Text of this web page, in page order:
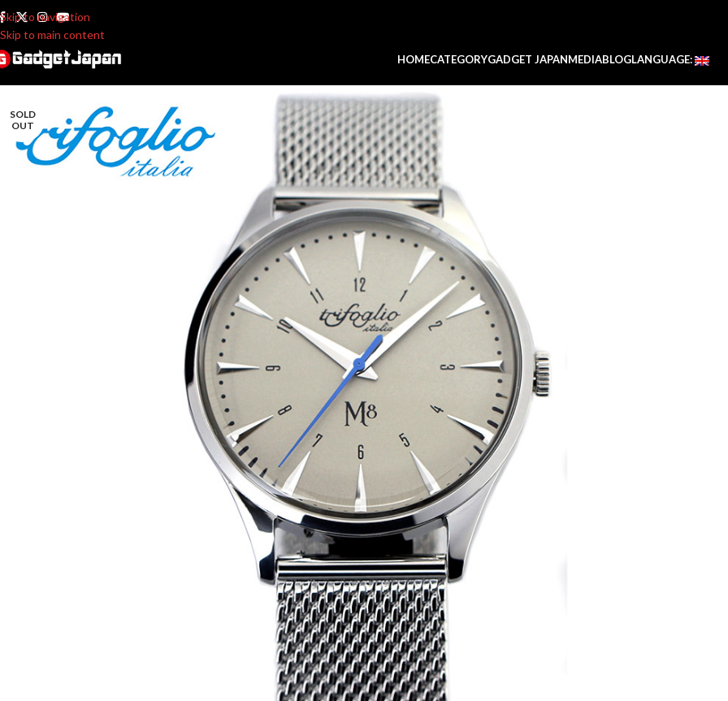
Skip to navigation
Skip to main content
HOMECATEGORYGADGET JAPANMEDIABLOGLANGUAGE:
SOLD
OUT